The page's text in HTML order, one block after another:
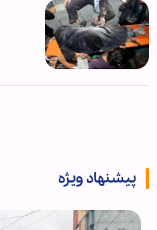
پیشنهاد ویژه